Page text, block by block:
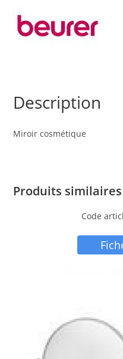
Description
Miroir cosmétique
Produits similaires
Code